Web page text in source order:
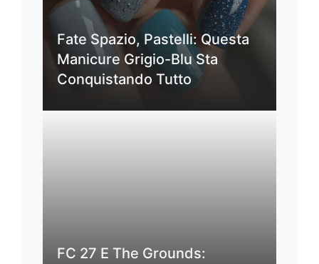
Fate Spazio, Pastelli: Questa
Manicure Grigio-Blu Sta
Conquistando Tutto
FC 27 E The Grounds: